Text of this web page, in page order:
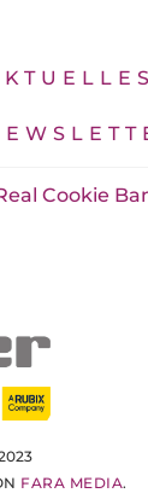
Cookie
FARA MEDIA.